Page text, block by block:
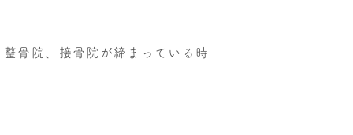
骨院、接骨院が締まっている時